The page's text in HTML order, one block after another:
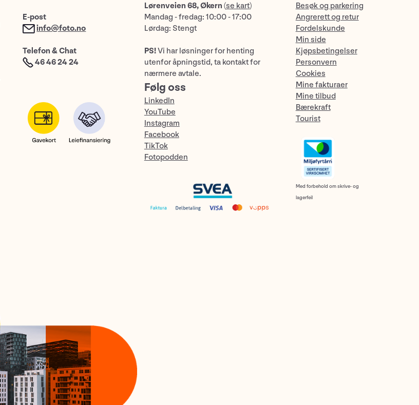
E-post
info@foto.no
Telefon & Chat
46 46 24 24
Lørenveien 68, Økern (se kart)
Mandag - fredag: 10:00 - 17:00
Lørdag: Stengt
PS!Vi har løsninger for henting
utenfor åpningstid, ta kontakt for
nærmere avtale.
Følg oss
LinkedIn
YouTube
Instagram
Facebook
TikTok
Fotopodden
Besøk og parkering
Angrerett og retur
Fordelskunde
Min side
Kjøpsbetingelser
Personvern
Cookies
Mine fakturaer
Mine tilbud
Bærekraft
Tourist
Med forbehold om skrive- og
lagerfeil